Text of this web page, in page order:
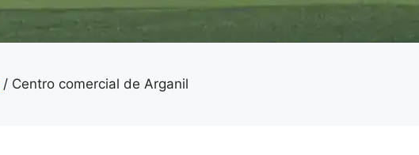
/ Centro comercial de Arganil